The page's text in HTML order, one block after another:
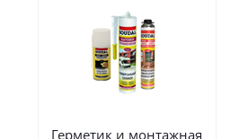
Герметик и монтажная